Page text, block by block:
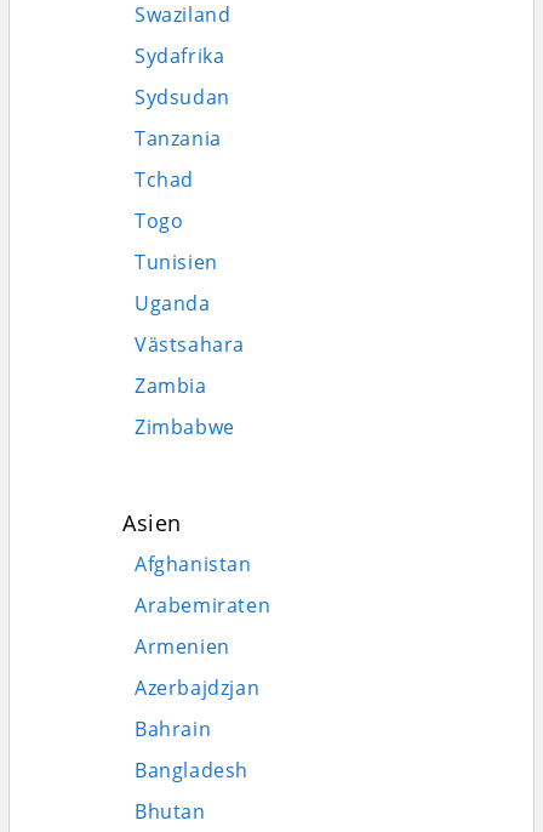
Swaziland
Sydafrika
Sydsudan
Tanzania
Tchad
Togo
Tunisien
Uganda
Västsahara
Zambia
Zimbabwe
Asien
Afghanistan
Arabemiraten
Armenien
Azerbajdzjan
Bahrain
Bangladesh
Bhutan